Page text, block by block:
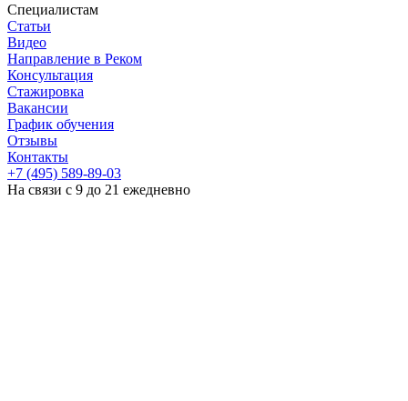
Специалистам
Статьи
Видео
Направление в Реком
Консультация
Стажировка
Вакансии
График обучения
Отзывы
Контакты
+7 (495) 589-89-03
На связи с 9 до 21 ежедневно